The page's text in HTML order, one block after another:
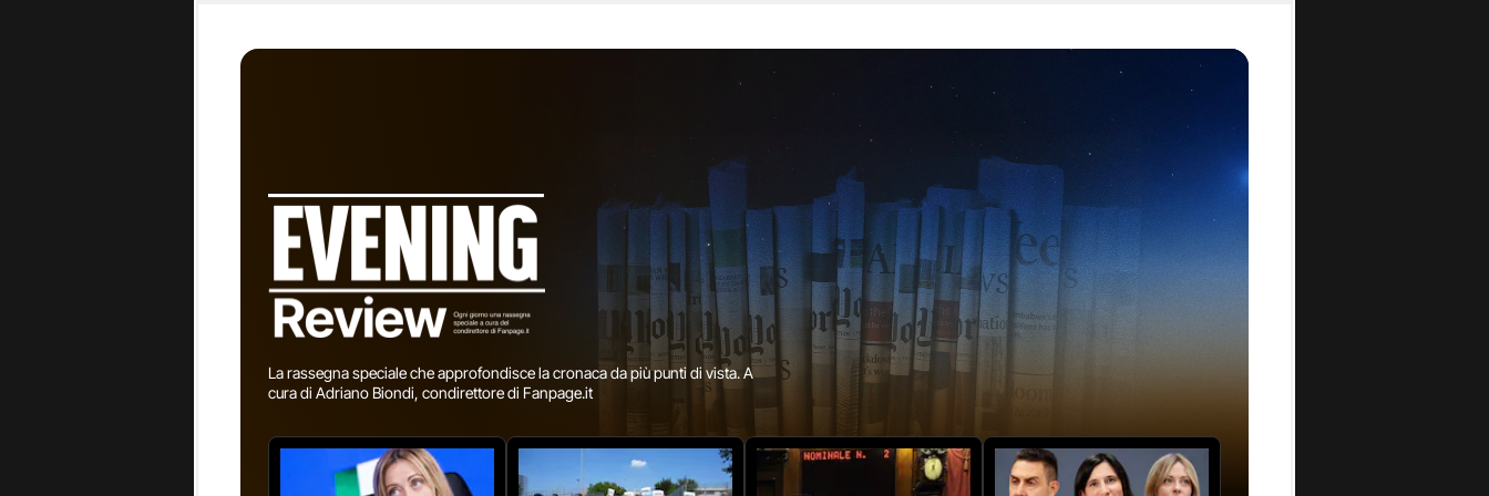
chi ha sbagliato. Ogni detenuto recuperato equivale a un vantaggio di sicurezza
per la collettività oltre ad essere un obiettivo costituzionale […] Vanno rilevate le
grave e ormai insostenibile condizione di sovraffollamento […] Servono urgenti
interventi di manutenzione e ristrutturazione per porre rimedio alle condizioni
strutturali inadeguate di molti istituti […] Mancano operatori ed educatori, nonché
spazi di socialità e servono nuove e più adeguate professionalità”. Infine, il
passaggio forse più doloroso: “È drammatico il problema dei suicidi nelle
carceri che da troppo tempo non dà segni di arresto: si tratta di una vera
emergenza sociale sulla quale occorre interrogarsi per porre fine
immediatamente a tutto questo”.
Parole che sono sembrate rivolte prima di tutto al governo in carica e in particolare
al ministro Nordio. Nota Guerzoni:
La rassegna speciale che approfondisce la cronaca da più punti di vista. A
cura di Adriano Biondi, condirettore di Fanpage.it